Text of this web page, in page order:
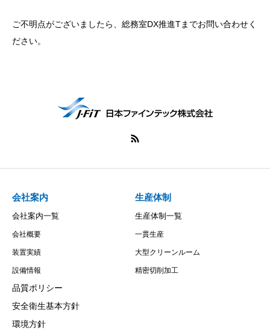
ご不明点がございましたら、総務室DX推進Tまでお問い合わせく
ださい。
会社案内
会社案内一覧
会社概要
装置実績
設備情報
品質ポリシー
安全衛生基本方針
環境方針
生産体制
生産体制一覧
一貫生産
大型クリーンルーム
精密切削加工